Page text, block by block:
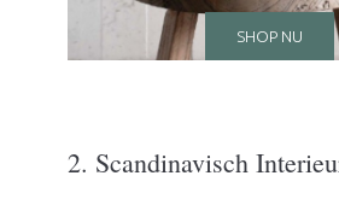
SHOP NU
2. Scandinavisch